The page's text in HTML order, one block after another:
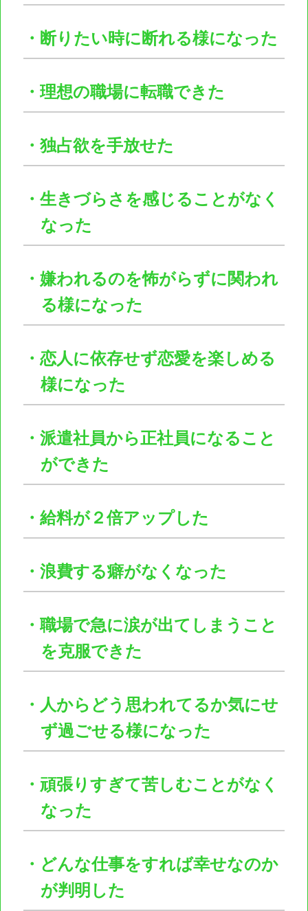
・断りたい時に断れる様になった
・理想の職場に転職できた
・独占欲を手放せた
・生きづらさを感じることがなく
なった
・嫌われるのを怖がらずに関われ
る様になった
・恋人に依存せず恋愛を楽しめる
様になった
・派遣社員から正社員になること
ができた
・給料が２倍アップした
・浪費する癖がなくなった
・職場で急に涙が出てしまうこと
を克服できた
・人からどう思われてるか気にせ
ず過ごせる様になった
・頑張りすぎて苦しむことがなく
なった
・どんな仕事をすれば幸せなのか
が判明した